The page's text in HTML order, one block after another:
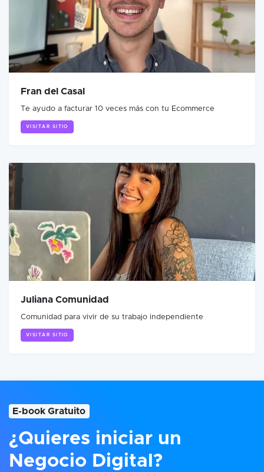
Fran del Casal
Te ayudo a facturar 10 veces más con tu Ecommerce
VISITAR SITIO
Juliana Comunidad
Comunidad para vivir de su trabajo independiente
VISITAR SITIO
E-book Gratuito
¿Quieres iniciar un
Negocio Digital?